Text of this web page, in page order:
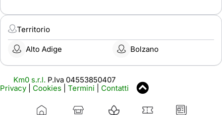
Territorio
Alto Adige Bolzano
Km0 s.r.l. P.Iva 04553850407
Privacy
Cookies Termini Contatti